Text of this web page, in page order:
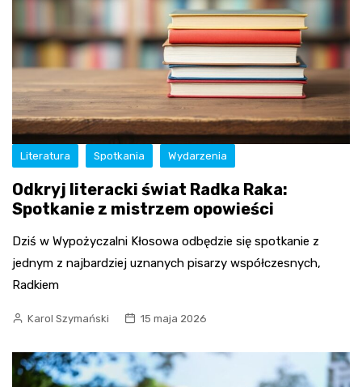
Literatura Spotkania Wydarzenia
Odkryj literacki świat Radka Raka:
Spotkanie z mistrzem opowieści
Dziś w Wypożyczalni Kłosowa odbędzie się spotkanie z
jednym z najbardziej uznanych pisarzy współczesnych,
Radkiem
Karol Szymański 15 maja 2026